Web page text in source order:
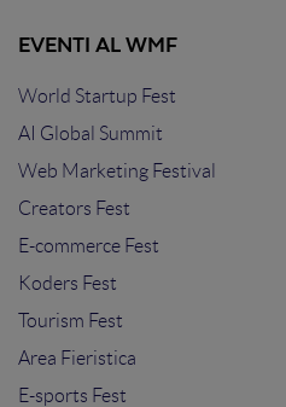
EVENTI AL WMF
World Startup Fest
AI Global Summit
Web Marketing Festival
Creators Fest
E-commerce Fest
Koders Fest
Tourism Fest
Area Fieristica
E-sports Fest